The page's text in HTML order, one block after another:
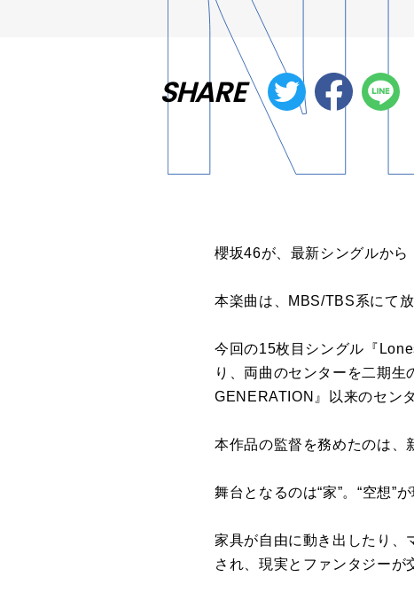
SHARE
櫻坂46が、最新シングルから
本楽曲は、 MBS/TBS系にて
今回の15枚目シングル『
り、両曲のセンターを二期
GENERATION 』以来のセン
本作品の監督を務めたのは、
舞台となるのは“家”。“空想”
家具が自由に動き出したり、
され、現実とファンタジーが